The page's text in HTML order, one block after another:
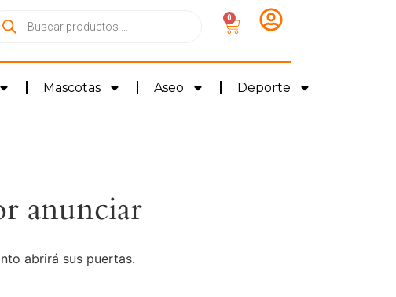
0
Mascotas Aseo Deporte
anunciar
abrirá sus puertas.